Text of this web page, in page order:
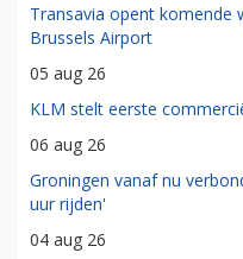
Transavia opent komende
Brussels Airport
05 aug 26
KLM stelt eerste
06 aug 26
Groningen vanaf nu
uur rijden'
04 aug 26